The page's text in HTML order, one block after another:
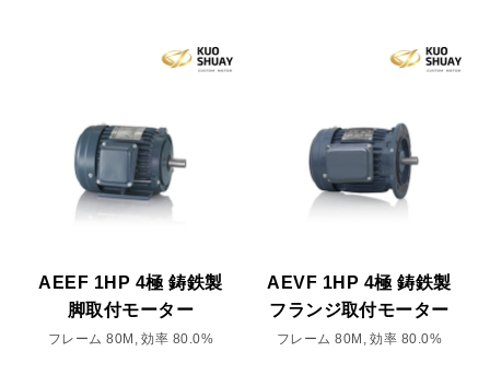
AEEF 1HP 4極 鋳鉄製
脚取付モーター
フレーム 80M, 効率 80.0%
AEVF 1HP 4極 鋳鉄製
フランジ取付モーター
フレーム 80M, 効率 80.0%